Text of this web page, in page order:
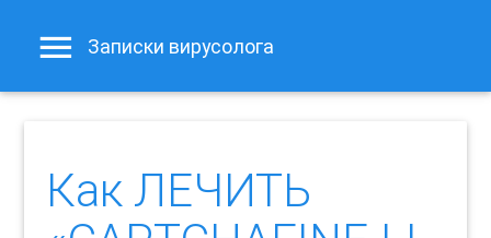
Записки вирусолога
Как ЛЕЧИТЬ